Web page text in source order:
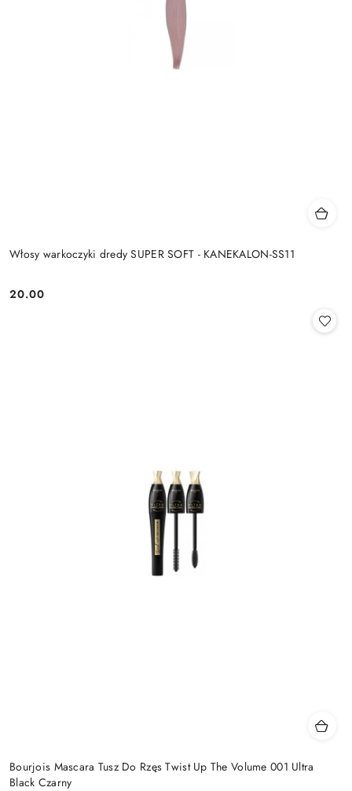
Włosy warkoczyki dredy SUPER SOFT - KANEKALON-SS11
Cena:
20.00
Bourjois Mascara Tusz Do Rzęs Twist Up The Volume 001 Ultra
Black Czarny